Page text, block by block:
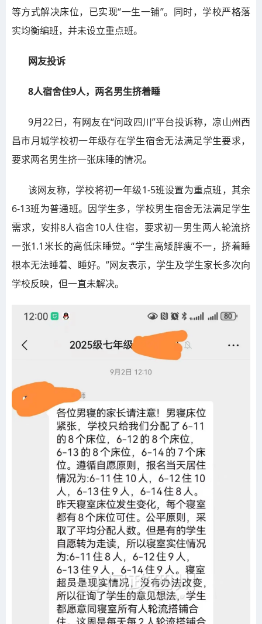
等方式解决床位，已实现“一生一铺”。同时，学校严格落
实均衡编班，并未设立重点班。
网友投诉
8人宿舍住9人，两名男生挤着睡
9月22日，有网友在“问政四川”平台投诉称，凉山州西
昌市月城学校初一年级存在学生宿舍无法满足学生要求，
要求两名男生挤一张床睡的情况。
该网友称，学校将初一年级1-5班设置为重点班，其余
6-13班为普通班。因学生多，学校男生宿舍无法满足学生
需求，安排8人宿舍10人住宿，要求初一男生两人轮流挤
一张1.1米长的高低床睡觉。“学生高矮胖瘦不一，挤着睡
根本无法睡着、睡好。”网友表示，学生及学生家长多次向
学校反映，但一直未解决。